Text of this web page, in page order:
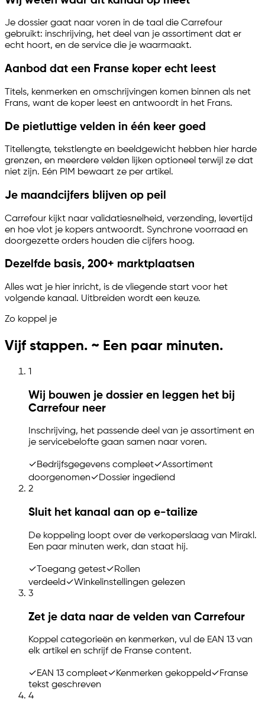
Je dossier gaat naar voren in de taal die Carrefour
gebruikt: inschrijving, het deel van je assortiment dat er
echt hoort, en de service die je waarmaakt.
Aanbod dat een Franse koper echt leest
Titels, kenmerken en omschrijvingen komen binnen als net
Frans, want de koper leest en antwoordt in het Frans.
De pietluttige velden in één keer goed
Titellengte, tekstlengte en beeldgewicht hebben hier harde
grenzen, en meerdere velden lijken optioneel terwijl ze dat
niet zijn. Eén PIM bewaart ze per artikel.
Je maandcijfers blijven op peil
Carrefour kijkt naar validatiesnelheid, verzending, levertijd
en hoe vlot je kopers antwoordt. Synchrone voorraad en
doorgezette orders houden die cijfers hoog.
Dezelfde basis, 200+ marktplaatsen
Alles wat je hier inricht, is de vliegende start voor het
volgende kanaal. Uitbreiden wordt een keuze.
Zo koppel je
Vijf stappen. ~ Een paar minuten.
1
Wij bouwen je dossier en leggen het bij
Carrefour neer
Inschrijving, het passende deel van je assortiment en
je servicebelofte gaan samen naar voren.
✓Bedrijfsgegevens compleet✓Assortiment
doorgenomen✓Dossier ingediend
2
Sluit het kanaal aan op e-tailize
De koppeling loopt over de verkoperslaag van Mirakl.
Een paar minuten werk, dan staat hij.
✓ Toegang getest✓Rollen
verdeeld ✓Winkelinstellingen gelezen
3
Zet je data naar de velden van Carrefour
Koppel categorieën en kenmerken, vul de EAN 13 van
elk artikel en schrijf de Franse content.
✓EAN 13 compleet✓Kenmerken gekoppeld✓Franse
tekst geschreven
4